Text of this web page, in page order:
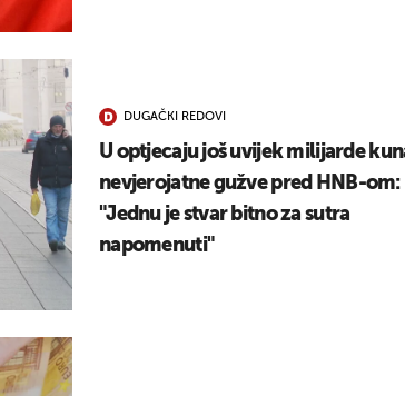
DUGAČKI REDOVI
U optjecaju još uvijek milijarde
nevjerojatne gužve pred HNB-om:
"Jednu je stvar bitno za sutra
napomenuti"